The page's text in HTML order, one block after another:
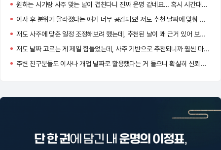
원하는 시기랑 사주 맞는 날이 겹친다니 진짜 운명 같네요… 혹시 시간대도 같이 추천되던가요?
이사 후 분위기 달라졌다는 얘기 너무 공감돼요! 저도 추천 날짜에 맞춰 이사했는데 신기하게 일이 잘 풀리더라고요.
저도 사주에 맞춘 일정 조정해보려 했는데, 추천된 날이 꽤 근거 있어 보여서 고민 중이에요. 도움 많이 될 것 같아요!
저도 날짜 고르는 게 제일 힘들었는데, 사주 기반으로 추천되니까 훨씬 마음이 놓이더라고요!
주변 친구분들도 이사나 개업 날짜로 활용했다는 거 들으니 확실히 신뢰감 생기네요.